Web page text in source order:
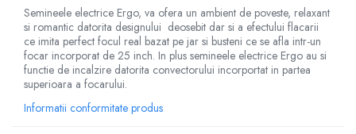
Semineele electrice Ergo, va ofera un ambient de poveste, relaxant
si romantic datorita designului deosebit dar si a efectului flacarii
ce imita perfect focul real bazat pe jar si busteni ce se afla intr-un
focar incorporat de 25 inch. In plus semineele electrice Ergo au si
functie de incalzire datorita convectorului incorportat in partea
superioara a focarului.
Informatii conformitate produs